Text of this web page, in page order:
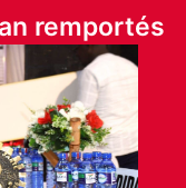
remportés